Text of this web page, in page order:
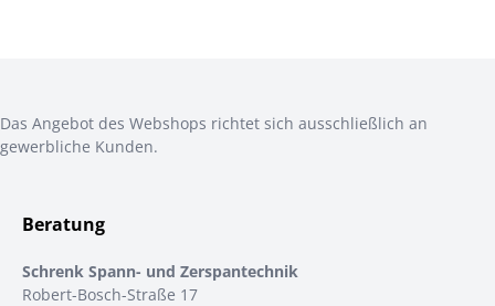
Das Angebot des Webshops richtet sich ausschließlich an
gewerbliche Kunden.
Beratung
Schrenk Spann- und Zerspantechnik
Robert-Bosch-Straße 17